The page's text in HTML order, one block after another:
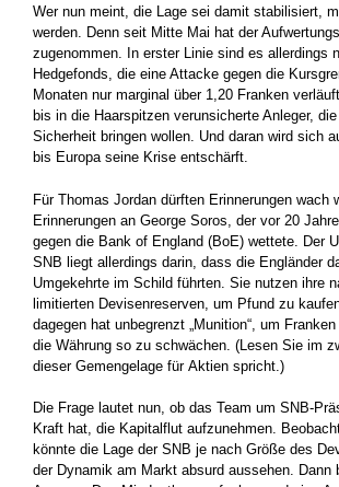
Wer nun meint, die Lage sei damit stabilisiert,
werden. Denn seit Mitte Mai hat der
zugenommen. In erster Linie sind es allerdings
Hedgefonds, die eine Attacke gegen die
Monaten nur marginal über 1,20 Franken
bis in die Haarspitzen verunsicherte Anleger,
Sicherheit bringen wollen. Und daran wird sich
bis Europa seine Krise entschärft.
Für Thomas Jordan dürften Erinnerungen wach
Erinnerungen an George Soros, der vor 20
gegen die Bank of England (BoE) wettete. Der
SNB liegt allerdings darin, dass die Engländer
Umgekehrte im Schild führten. Sie nutzen ihre
limitierten Devisenreserven, um Pfund zu
dagegen hat unbegrenzt „Munition“, um
die Währung so zu schwächen. (Lesen Sie im
dieser Gemengelage für Aktien spricht.)
Die Frage lautet nun, ob das Team um SNB-
Kraft hat, die Kapitalflut aufzunehmen.
könnte die Lage der SNB je nach Größe des
der Dynamik am Markt absurd aussehen. Dann